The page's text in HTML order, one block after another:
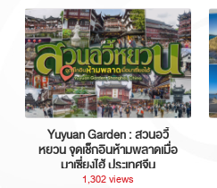
Yuyuan Garden : สวนอวี้
หยวน จุดเช็กอินห้ามพลาดเมื่อ
มาเซี่ยงไฮ้ ประเทศจีน
1,302 views